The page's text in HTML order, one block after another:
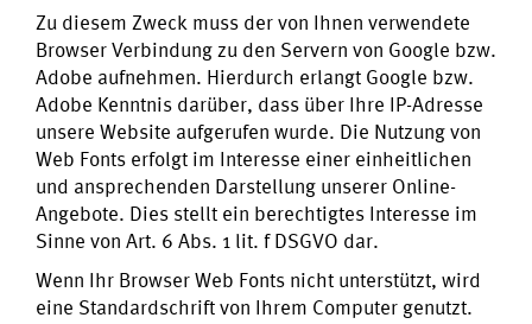
Zu diesem Zweck muss der von Ihnen verwendete
Browser Verbindung zu den Servern von Google bzw.
Adobe aufnehmen. Hierdurch erlangt Google bzw.
Adobe Kenntnis darüber, dass über Ihre IP-Adresse
unsere Website aufgerufen wurde. Die Nutzung von
Web Fonts erfolgt im Interesse einer einheitlichen
und ansprechenden Darstellung unserer Online-
Angebote. Dies stellt ein berechtigtes Interesse im
Sinne von Art. 6 Abs. 1 lit. f DSGVO dar.
Wenn Ihr Browser Web Fonts nicht unterstützt, wird
eine Standardschrift von Ihrem Computer genutzt.